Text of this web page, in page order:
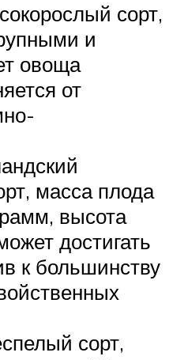
сорт,
и
овоща
от
масса плода
высота
достигать
к большинству
сорт,